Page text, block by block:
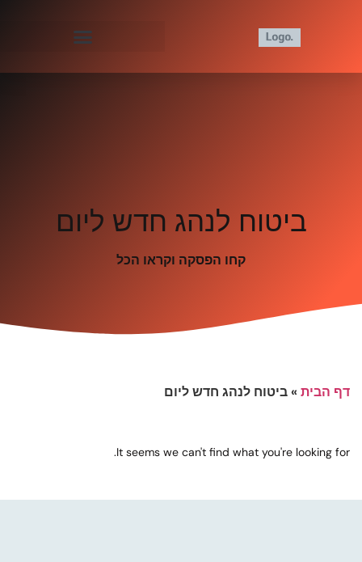
ביטוח לנהג חדש ליום
קחו הפסקה וקראו הכל
דף הבית»ביטוח לנהג חדש ליום
It seems we can't find what you're looking for.